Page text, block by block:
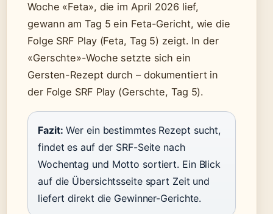
Woche «Feta», die im April 2026 lief,
gewann am Tag 5 ein Feta-Gericht, wie die
Folge SRF Play (Feta, Tag 5) zeigt. In der
«Gerschte»-Woche setzte sich ein
Gersten-Rezept durch – dokumentiert in
der Folge SRF Play (Gerschte, Tag 5).
Fazit: Wer ein bestimmtes Rezept sucht,
findet es auf der SRF-Seite nach
Wochentag und Motto sortiert. Ein Blick
auf die Übersichtsseite spart Zeit und
liefert direkt die Gewinner-Gerichte.